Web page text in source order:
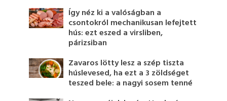
Így néz ki a valóságban a
csontokról mechanikusan lefejtett
hús: ezt eszed a virsliben,
párizsiban
Zavaros lötty lesz a szép tiszta
húslevesed, ha ezt a 3 zöldséget
teszed bele: a nagyi sosem tenné